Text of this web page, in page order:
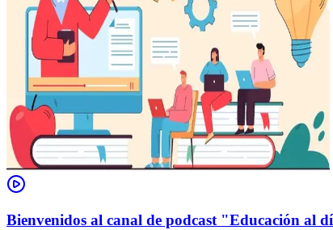
Bienvenidos al canal de podcast "Educación al